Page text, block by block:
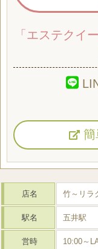
「エステクイ
簡
店名 竹～リラ
駅名 五井駅
営時 10:00～